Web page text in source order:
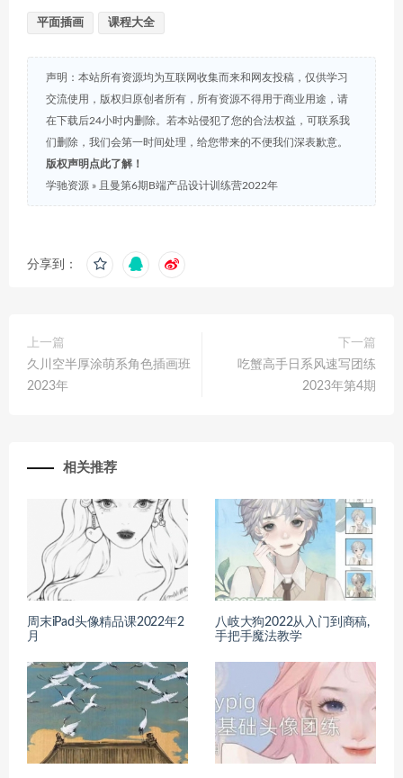
平面插画 课程大全
声明：本站所有资源均为互联网收集而来和网友投稿，仅供学习
交流使用，版权归原创者所有，所有资源不得用于商业用途，请
在下载后24小时内删除。若本站侵犯了您的合法权益，可联系我
们删除，我们会第一时间处理，给您带来的不便我们深表歉意。
版权声明点此了解！
学驰资源 » 且曼第6期B端产品设计训练营2022年
分享到：
上一篇
久川空半厚涂萌系角色插画班
2023年
下一篇
吃蟹高手日系风速写团练
2023年第4期
相关推荐
周末iPad头像精品课2022年2
月
八岐大狗2022从入门到商稿,
手把手魔法教学